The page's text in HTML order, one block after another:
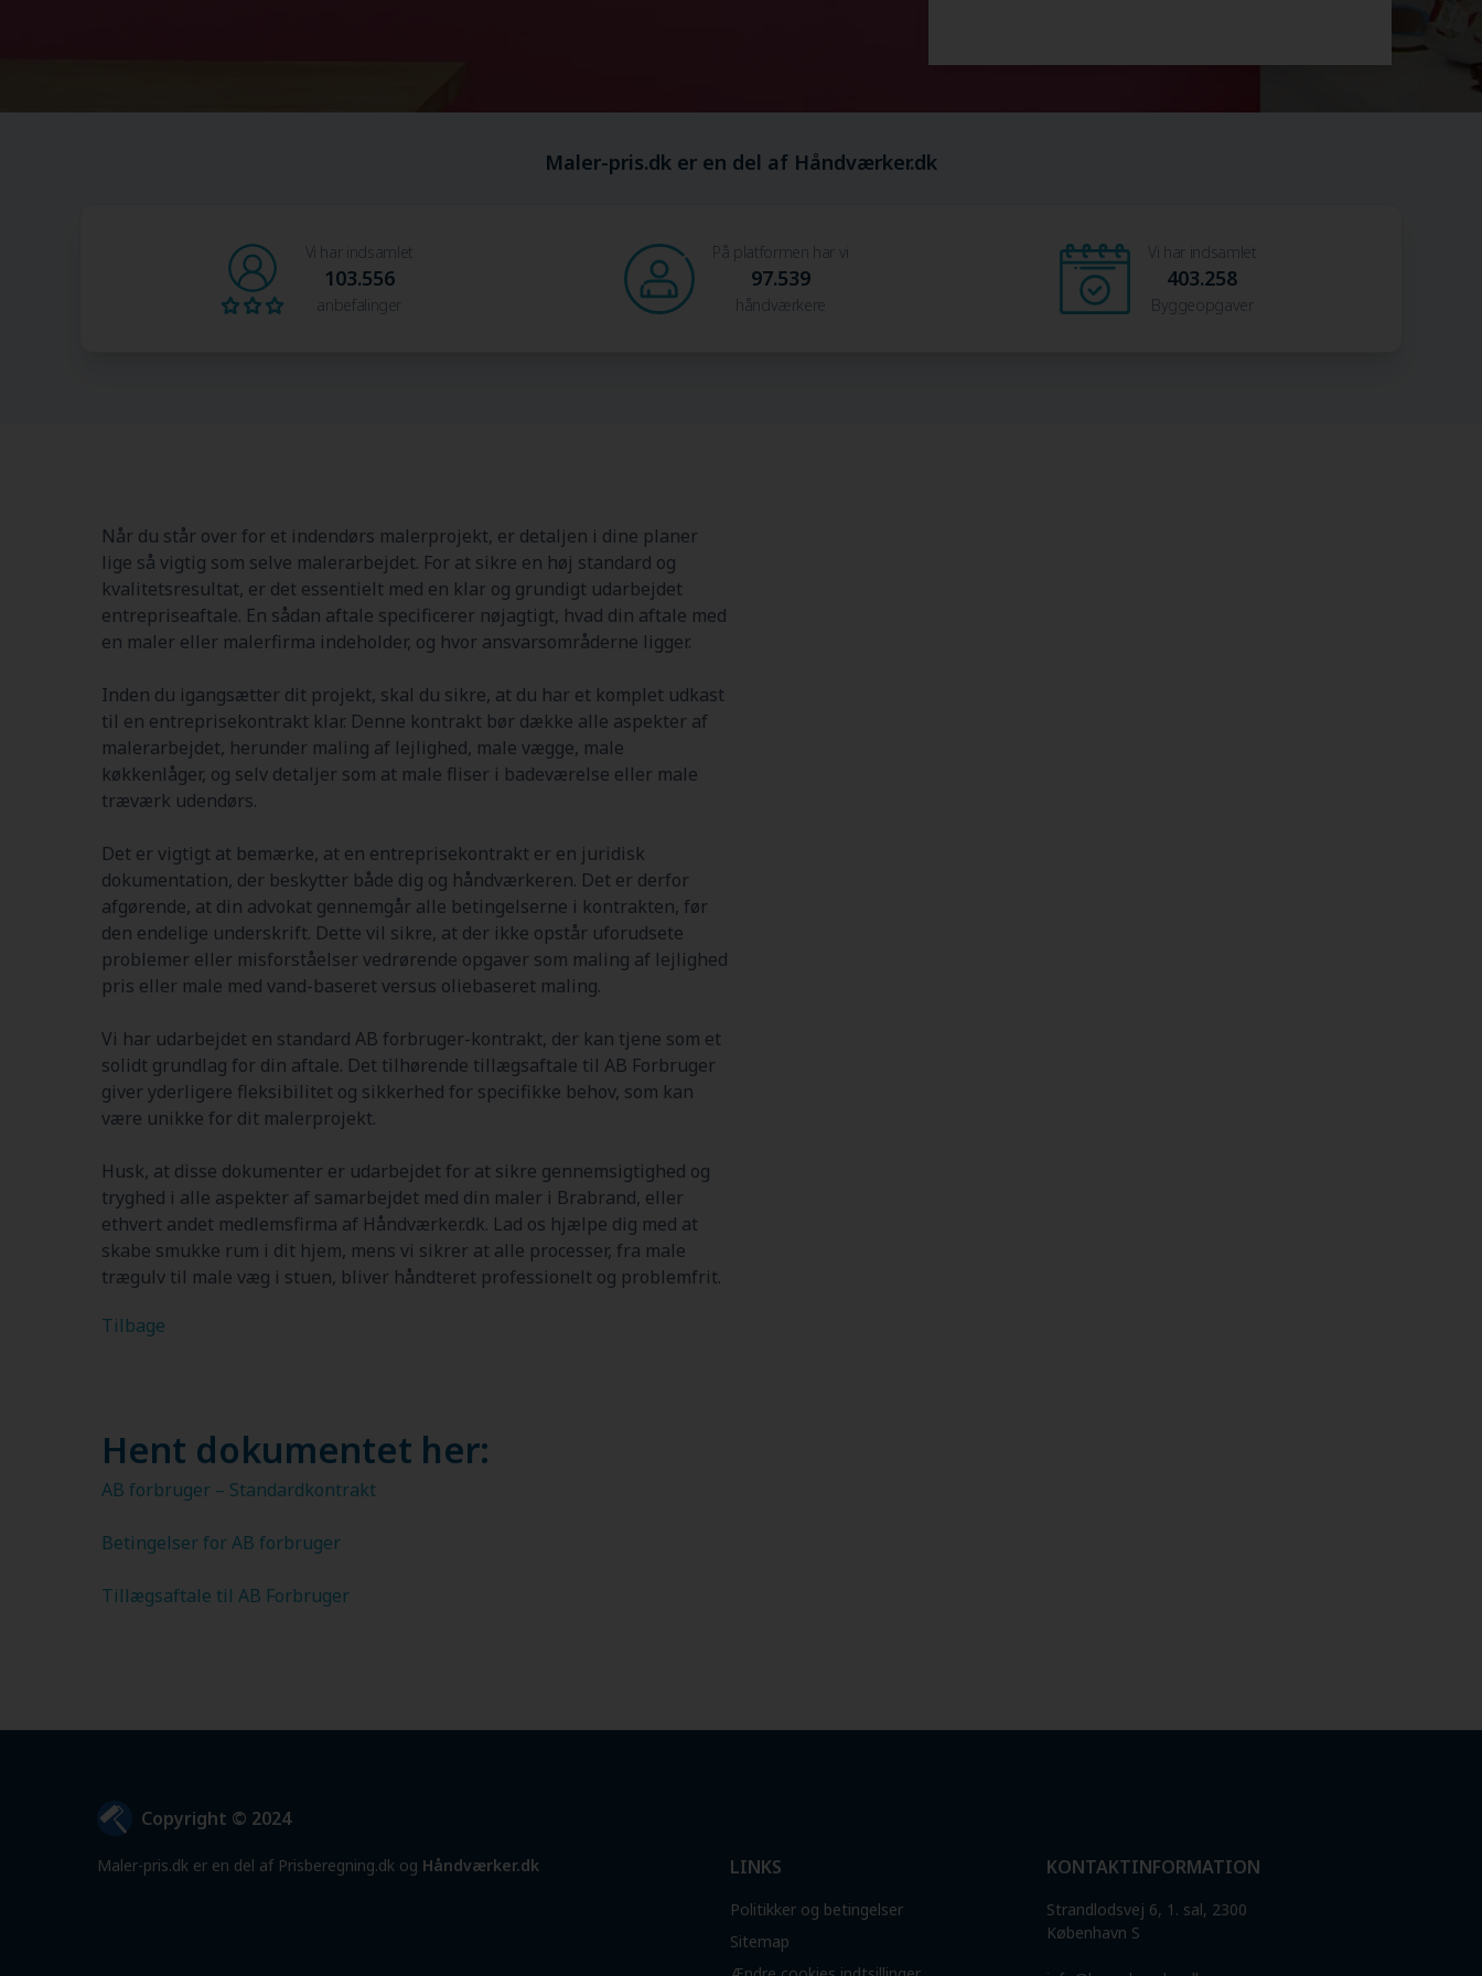
Maler-pris.dk er en del af Håndværker.dk
Vi har indsamlet
103.556
anbefalinger
På platformen har vi
97.539
håndværkere
Vi har indsamlet
403.258
Byggeopgaver
Når du står over for et indendørs malerprojekt, er detaljen i dine planer
lige så vigtig som selve malerarbejdet. For at sikre en høj standard og
kvalitetsresultat, er det essentielt med en klar og grundigt udarbejdet
entrepriseaftale. En sådan aftale specificerer nøjagtigt, hvad din aftale med
en maler eller malerfirma indeholder, og hvor ansvarsområderne ligger.
Inden du igangsætter dit projekt, skal du sikre, at du har et komplet udkast
til en entreprisekontrakt klar. Denne kontrakt bør dække alle aspekter af
malerarbejdet, herunder maling af lejlighed, male vægge, male
køkkenlåger, og selv detaljer som at male fliser i badeværelse eller male
træværk udendørs.
Det er vigtigt at bemærke, at en entreprisekontrakt er en juridisk
dokumentation, der beskytter både dig og håndværkeren. Det er derfor
afgørende, at din advokat gennemgår alle betingelserne i kontrakten, før
den endelige underskrift. Dette vil sikre, at der ikke opstår uforudsete
problemer eller misforståelser vedrørende opgaver som maling af lejlighed
pris eller male med vand-baseret versus oliebaseret maling.
Vi har udarbejdet en standard AB forbruger-kontrakt, der kan tjene som et
solidt grundlag for din aftale. Det tilhørende tillægsaftale til AB Forbruger
giver yderligere fleksibilitet og sikkerhed for specifikke behov, som kan
være unikke for dit malerprojekt.
Husk, at disse dokumenter er udarbejdet for at sikre gennemsigtighed og
tryghed i alle aspekter af samarbejdet med din maler i Brabrand, eller
ethvert andet medlemsfirma af Håndværker.dk. Lad os hjælpe dig med at
skabe smukke rum i dit hjem, mens vi sikrer at alle processer, fra male
trægulv til male væg i stuen, bliver håndteret professionelt og problemfrit.
Tilbage
Hent dokumentet her:
AB forbruger – Standardkontrakt
Betingelser for AB forbruger
Tillægsaftale til AB Forbruger
Copyright © 2024
Maler-pris.dk er en del af Prisberegning.dk og Håndværker.dk LINKS
Politikker og betingelser
Sitemap
KONTAKTINFORMATION
Strandlodsvej 6, 1. sal, 2300
København S